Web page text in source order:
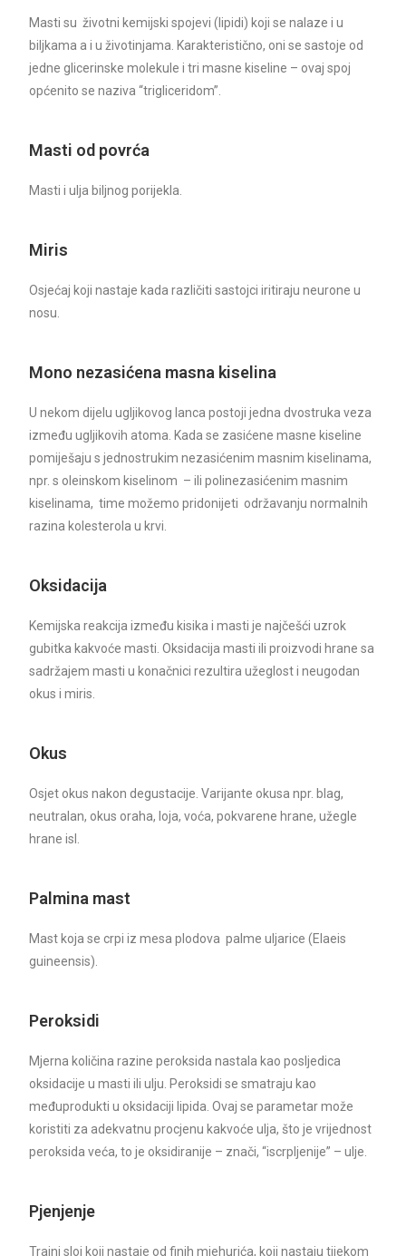
Masti su životni kemijski spojevi (lipidi) koji se nalaze i u
biljkama a i u životinjama. Karakteristično, oni se sastoje od
jedne glicerinske molekule i tri masne kiseline – ovaj spoj
općenito se naziva “trigliceridom”.
Masti od povrća
Masti i ulja biljnog porijekla.
Miris
Osjećaj koji nastaje kada različiti sastojci iritiraju neurone u
nosu.
Mono nezasićena masna kiselina
U nekom dijelu ugljikovog lanca postoji jedna dvostruka veza
između ugljikovih atoma. Kada se zasićene masne kiseline
pomiješaju s jednostrukim nezasićenim masnim kiselinama,
npr. s oleinskom kiselinom – ili polinezasićenim masnim
kiselinama, time možemo pridonijeti održavanju normalnih
razina kolesterola u krvi.
Oksidacija
Kemijska reakcija između kisika i masti je najčešći uzrok
gubitka kakvoće masti. Oksidacija masti ili proizvodi hrane sa
sadržajem masti u konačnici rezultira užeglost i neugodan
okus i miris.
Okus
Osjet okus nakon degustacije. Varijante okusa npr. blag,
neutralan, okus oraha, loja, voća, pokvarene hrane, užegle
hrane isl.
Palmina mast
Mast koja se crpi iz mesa plodova palme uljarice (Elaeis
guineensis).
Peroksidi
Mjerna količina razine peroksida nastala kao posljedica
oksidacije u masti ili ulju. Peroksidi se smatraju kao
međuprodukti u oksidaciji lipida. Ovaj se parametar može
koristiti za adekvatnu procjenu kakvoće ulja, što je vrijednost
peroksida veća, to je oksidiranije – znači, “iscrpljenije” – ulje.
Pjenjenje
Trajni sloj koji nastaje od finih mjehurića, koji nastaju tijekom